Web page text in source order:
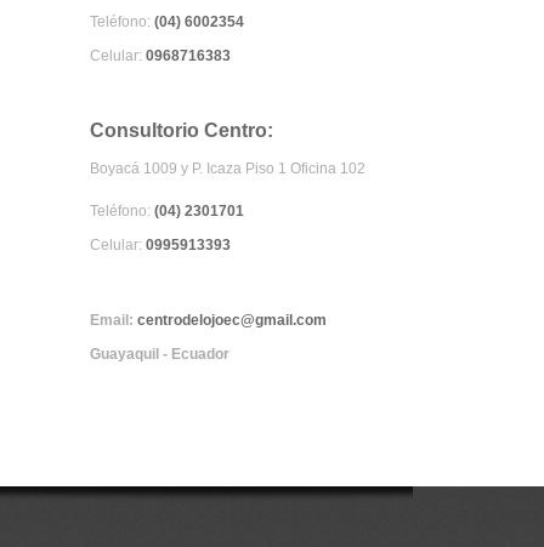
Teléfono: (04) 6002354
Celular: 0968716383
Consultorio Centro:
Boyacá 1009 y P. Icaza Piso 1 Oficina 102
Teléfono: (04) 2301701
Celular: 0995913393
Email: centrodelojoec@gmail.com
Guayaquil - Ecuador